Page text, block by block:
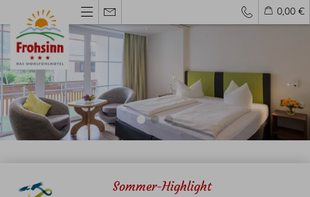
0,00 €
Wohnen Sommer-Highlight